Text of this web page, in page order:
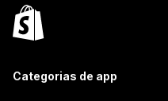
Categorias de app